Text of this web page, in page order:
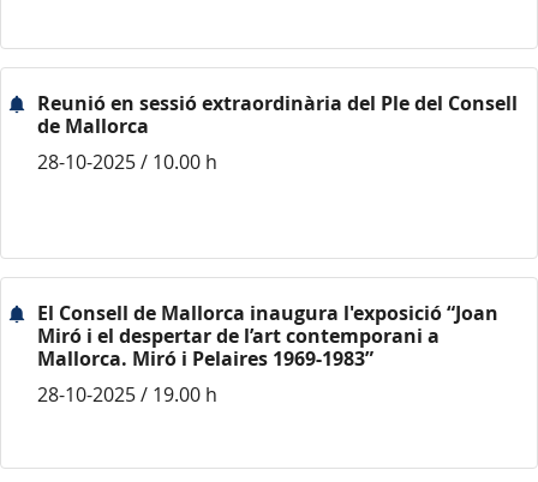
Reunió en sessió extraordinària del Ple del Consell
de Mallorca
28-10-2025 / 10.00 h
El Consell de Mallorca inaugura l'exposició “Joan
Miró i el despertar de l’art contemporani a
Mallorca. Miró i Pelaires 1969-1983”
28-10-2025 / 19.00 h